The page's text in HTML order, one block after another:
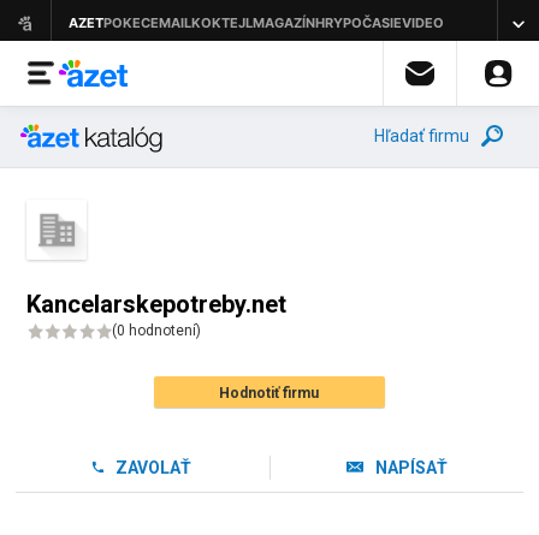
Hľadať firmu
Kancelarskepotreby.net
(0 hodnotení)
Hodnotiť firmu
ZAVOLAŤ NAPÍSAŤ